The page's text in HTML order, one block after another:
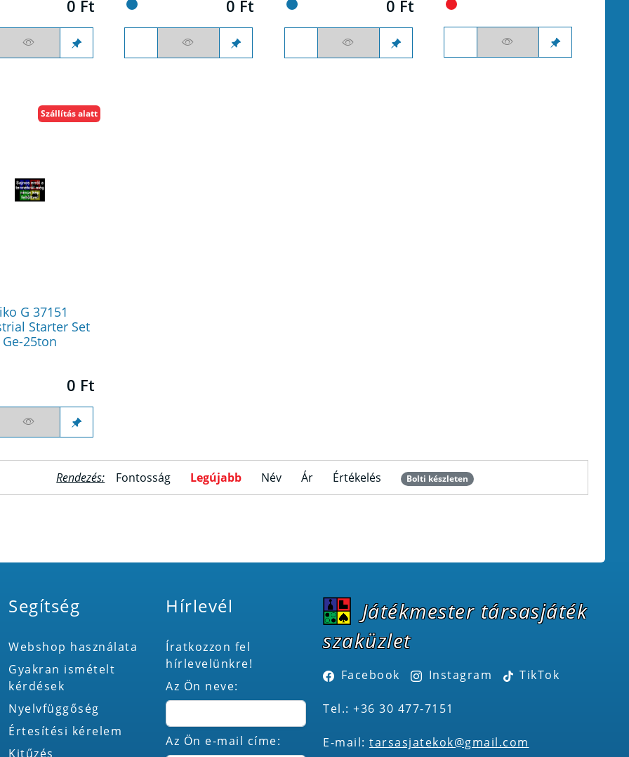
0 Ft 0 Ft 0 Ft
G 37151
Starter Set
Ge-25ton
Szállítás alatt
0 Ft
Rendezés: Fontosság Legújabb Név Ár Értékelés Bolti készleten
Segítség
Webshop használata
Gyakran ismételt
kérdések
Nyelvfüggőség
Értesítési kérelem
Kitűzés
Hírlevél
Íratkozzon fel
hírlevelünkre!
Az Ön neve:
Az Ön e-mail címe:
Játékmester társasjáték
szaküzlet
Facebook Instagram TikTok
Tel.: +36 30 477-7151
E-mail: tarsasjatekok@gmail.com